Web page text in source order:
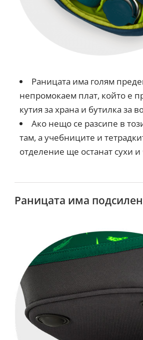
Раницата има голям
непромокаем плат, който е
кутия за храна и бутилка за
Ако нещо се разсипе в
там, а учебниците и
отделение ще останат сухи и
Раницата има